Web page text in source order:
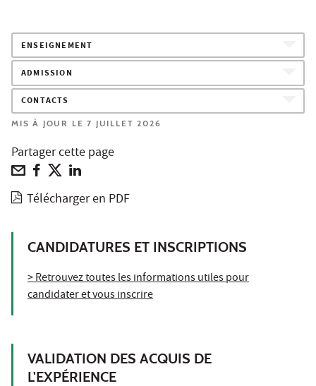
ENSEIGNEMENT
ADMISSION
CONTACTS
MIS À JOUR LE 7 JUILLET 2026
Partager cette page
Télécharger en PDF
CANDIDATURES ET INSCRIPTIONS
> Retrouvez toutes les informations utiles pour
candidater et vous inscrire
VALIDATION DES ACQUIS DE
L'EXPÉRIENCE